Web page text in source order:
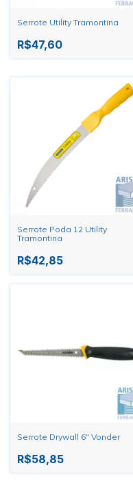
Serrote Utility Tramontina
R$47,60
Serrote Poda 12 Utility
Tramontina
R$42,85
Serrote Drywall 6" Vonder
R$58,85